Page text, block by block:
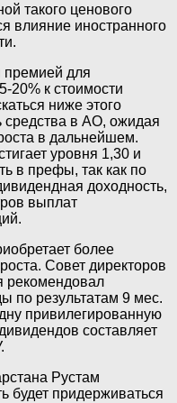
такого ценового
влияние иностранного
премией для
20% к стоимости
ниже этого
средства в АО, ожидая
в дальнейшем.
уровня 1,30 и
в префы, так как по
доходность,
выплат
более
Совет директоров
рекомендовал
по результатам 9 мес.
привилегированную
составляет
Рустам
будет придерживаться